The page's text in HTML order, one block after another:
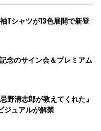
Tシャツが13色展開で新登
記念のサイン会＆プレミアム
清志郎が教えてくれた』
ジュアルが解禁